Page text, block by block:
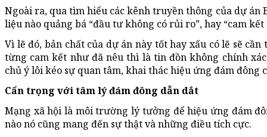
Ngoài ra, qua tìm hiểu các kênh truyền thông của dự
liệu nào quảng bá “đầu tư không có rủi ro”, hay “cam
Vì lẽ đó, bản chất của dự án này tốt hay xấu có lẽ sẽ
từng cam kết như đã nêu thì là tin đồn không chính
chủ ý lôi kéo sự quan tâm, khai thác hiệu ứng đám đông
Cẩn trọng với tâm lý đám đông dẫn dắt
Mạng xã hội là môi trường lý tưởng để hiệu ứng đám
nào nó cũng mang đến sự thật và những điều tích cực.